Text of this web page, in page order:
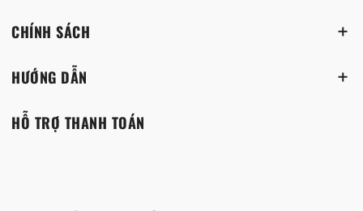
CHÍNH SÁCH
HƯỚNG DẪN
HỖ TRỢ THANH TOÁN